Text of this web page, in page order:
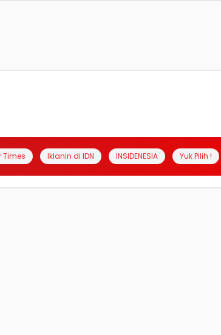
Times Iklanin di IDN INSIDENESIA Yuk Pilih !